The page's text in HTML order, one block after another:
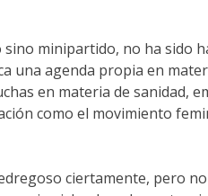
minipartido, no ha sido
una agenda propia en
en materia de sanidad,
como el movimiento
ciertamente, pero